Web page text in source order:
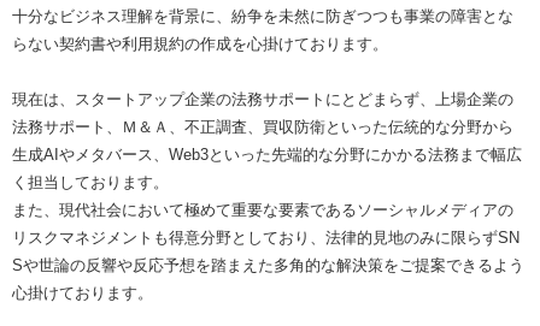
十分なビジネス理解を背景に、紛争を未然に防ぎつつも事業の障害とな
らない契約書や利用規約の作成を心掛けております。
現在は、スタートアップ企業の法務サポートにとどまらず、上場企業の
法務サポート、Ｍ＆Ａ、不正調査、買収防衛といった伝統的な分野から
生成AIやメタバース、Web3といった先端的な分野にかかる法務まで幅広
く担当しております。
また、現代社会において極めて重要な要素であるソーシャルメディアの
リスクマネジメントも得意分野としており、法律的見地のみに限らずSN
Sや世論の反響や反応予想を踏まえた多角的な解決策をご提案できるよう
心掛けております。